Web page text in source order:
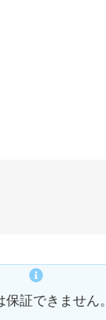
保証できません